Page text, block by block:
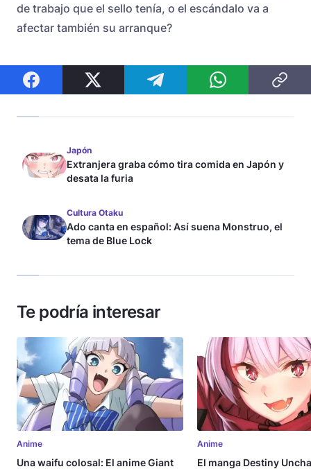
de trabajo que el sello tenía, o el escándalo va a
afectar también su arranque?
Japón
Extranjera graba cómo tira comida en Japón y
desata la furia
Cultura Otaku
Ado canta en español: Así suena Monstruo, el
tema de Blue Lock
Te podría interesar
Anime
Una waifu colosal: El anime Giant
Anime
El manga Destiny